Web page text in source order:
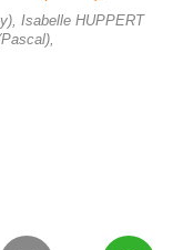
Isabelle HUPPERT